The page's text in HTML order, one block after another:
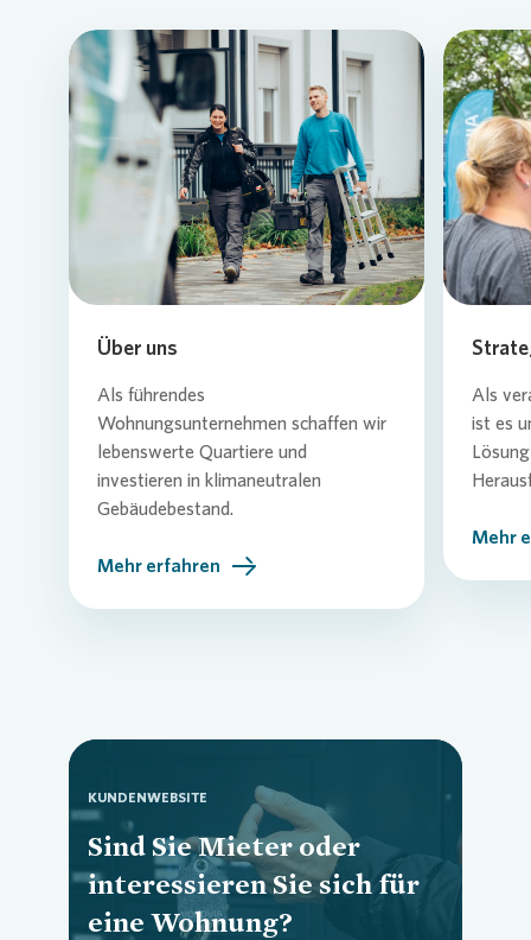
Loading...
Über uns
Als führendes
Wohnungsunternehmen schaffen wir
lebenswerte Quartiere und
investieren in klimaneutralen
Gebäudebestand.
Mehr erfahren
Als
ist es
Mehr
KUNDENWEBSITE
Sind Sie Mieter oder
interessieren Sie sich für
eine Wohnung?
Loading...